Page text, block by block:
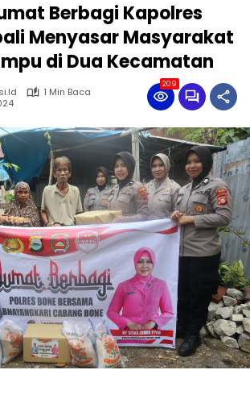
Berbagi Kapolres
Menyasar Masyarakat
di Dua Kecamatan
1 Min Baca
209